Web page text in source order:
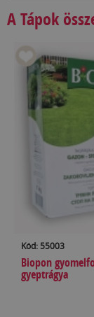
A Tápok
Kód: 55003
Biopon
gyeptrágya